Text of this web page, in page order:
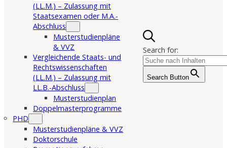
(LL.M.) – Zulassung mit
Staatsexamen oder M.A.-
Abschluss
Musterstudienpläne
& VVZ
Vergleichende Staats- und
Rechtswissenschaften
(LL.M.) – Zulassung mit
LL.B.-Abschluss
Musterstudienplan
Doppelmasterprogramme
PHD
Musterstudienpläne & VVZ
Doktorschule
Search for:
Search Button